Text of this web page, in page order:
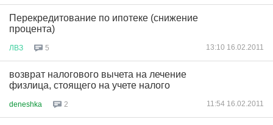
Перекредитование по ипотеке (снижение
процента)
ЛВЗ 5 13:10 16.02.2011
возврат налогового вычета на лечение
физлица, стоящего на учете налого
deneshka 2 11:54 16.02.2011